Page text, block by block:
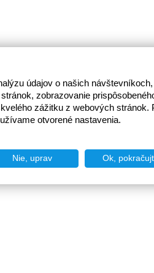
údajov o našich
zobrazovanie
zážitku z webových stránok.
otvorené nastavenia.
Nie, uprav Ok,